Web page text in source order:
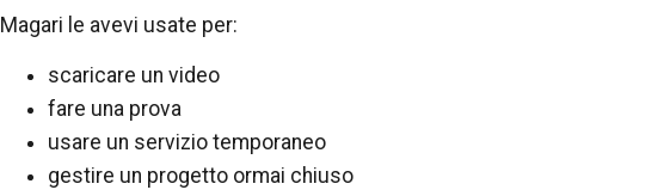
Magari le avevi usate per:
scaricare un video
fare una prova
usare un servizio temporaneo
gestire un progetto ormai chiuso